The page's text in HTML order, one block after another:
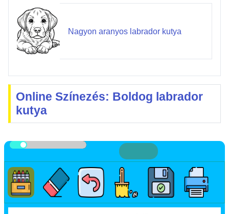
Nagyon aranyos labrador kutya
Online Színezés: Boldog labrador
kutya